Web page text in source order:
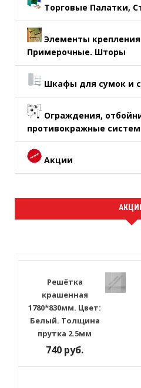
Торговые Палатки,
Элементы крепления
Примерочные. Шторы
Шкафы для сумок и
Ограждения,
противокражные
Акции
Решётка
крашенная
1780*830мм. Цвет:
Белый. Толщина
прутка 2.5мм
740 руб.